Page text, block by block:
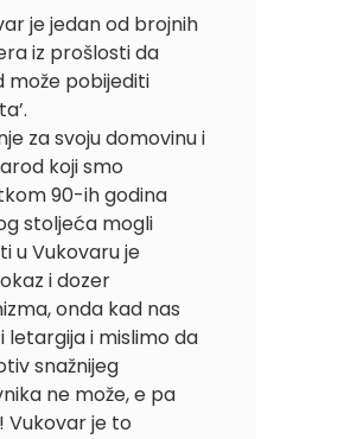
je jedan od brojnih
iz prošlosti da
može pobijediti
za svoju domovinu i
koji smo
90-ih godina
stoljeća mogli
u Vukovaru je
i dozer
onda kad nas
letargija i mislimo da
snažnijeg
ne može, e pa
Vukovar je to